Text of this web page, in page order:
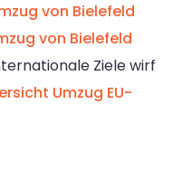
von Bielefeld
von Bielefeld
Ziele wirf
Umzug EU-